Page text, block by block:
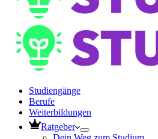
Studiengänge
Berufe
Weiterbildungen
Ratgeber